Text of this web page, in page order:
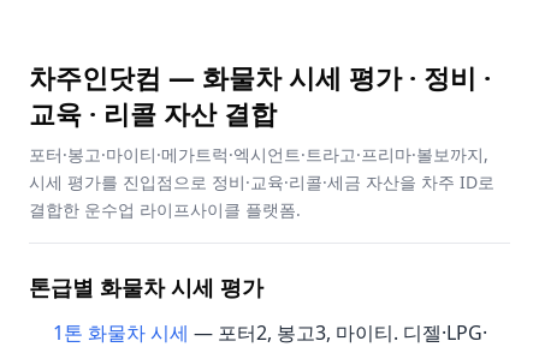
차주인닷컴 — 화물차 시세 평가 · 정비 ·
교육 · 리콜 자산 결합
포터·봉고·마이티·메가트럭·엑시언트·트라고·프리마·볼보까지,
시세 평가를 진입점으로 정비·교육·리콜·세금 자산을 차주 ID로
결합한 운수업 라이프사이클 플랫폼.
톤급별 화물차 시세 평가
1톤 화물차 시세 — 포터2, 봉고3, 마이티. 디젤·LPG·